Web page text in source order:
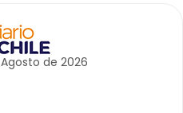
Agosto de 2026